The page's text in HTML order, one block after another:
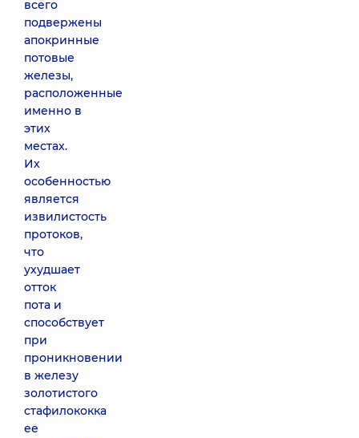
всего
подвержены
апокринные
потовые
железы,
расположенные
именно в
этих
местах.
Их
особенностью
является
извилистость
протоков,
что
ухудшает
отток
пота и
способствует
при
проникновении
в железу
золотистого
стафилококка
ее